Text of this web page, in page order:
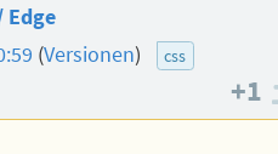
Edge
(Versionen) css
+1